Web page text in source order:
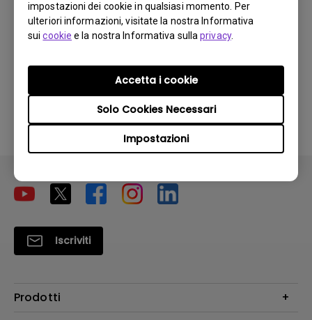
impostazioni dei cookie in qualsiasi momento. Per
ulteriori informazioni, visitate la nostra Informativa
suicookie e la nostra Informativa sullaprivacy.
Impostazioni
Solo Cookies Necessari
Accetta i cookie
Aggiorna:2014/11/21
Lingua: Italian
Versione:
Iscriviti
Prodotti